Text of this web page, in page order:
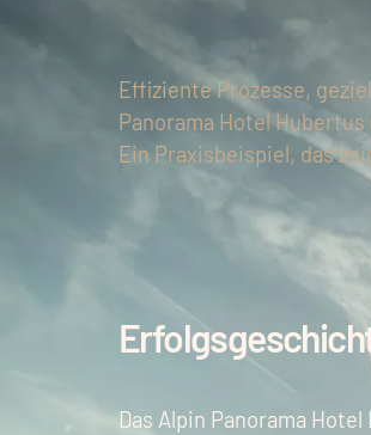
Effiziente Prozesse,
Panorama Hotel
Ein Praxisbeispiel, das
Das Alpin Panorama